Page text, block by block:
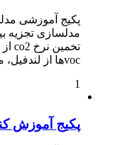
مدلسازی تجزیه
vocها از لندفیل، مدلسازی لندفیل خشک و تر
1
پکیج آموزش